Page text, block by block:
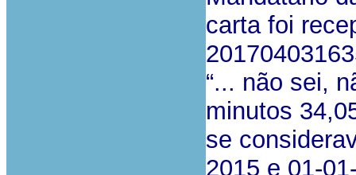
carta foi
“... não sei,
minutos
se
2015 e 01-